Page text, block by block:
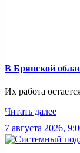
В Брянской
Их работа
Читать далее
7 августа 2026,